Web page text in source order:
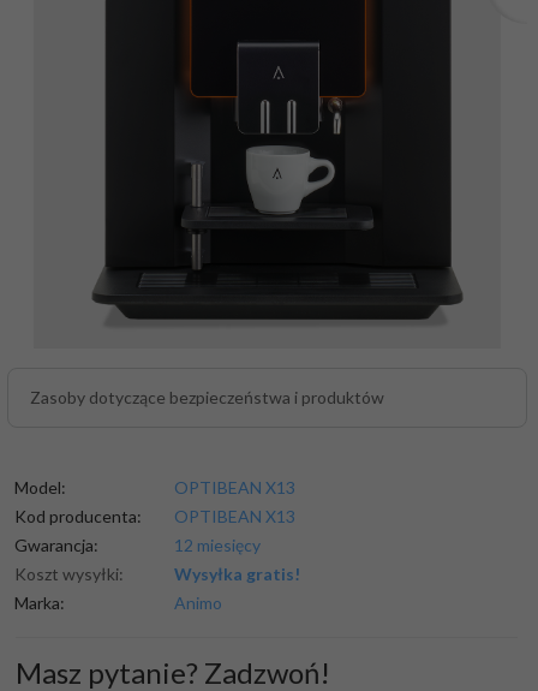
Zasoby dotyczące bezpieczeństwa i produktów
Model:
OPTIBEAN X13
Kod producenta:
OPTIBEAN X13
Gwarancja:
12 miesięcy
Koszt wysyłki:
Wysyłka gratis!
Marka:
Animo
Masz pytanie? Zadzwoń!